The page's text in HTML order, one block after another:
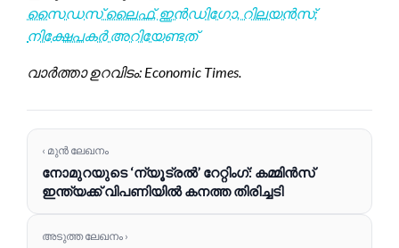
സൈഡസ് ലൈഫ്, ഇൻഡിഗോ, റിലയൻസ്;
നിക്ഷേപകർ അറിയേണ്ടത്
വാർത്താ ഉറവിടം: Economic Times.
‹ മുൻ ലേഖനം
നോമുറയുടെ ‘ന്യൂട്രൽ’ റേറ്റിംഗ്: കമ്മിൻസ്
ഇന്ത്യക്ക് വിപണിയിൽ കനത്ത തിരിച്ചടി
അടുത്ത ലേഖനം ›